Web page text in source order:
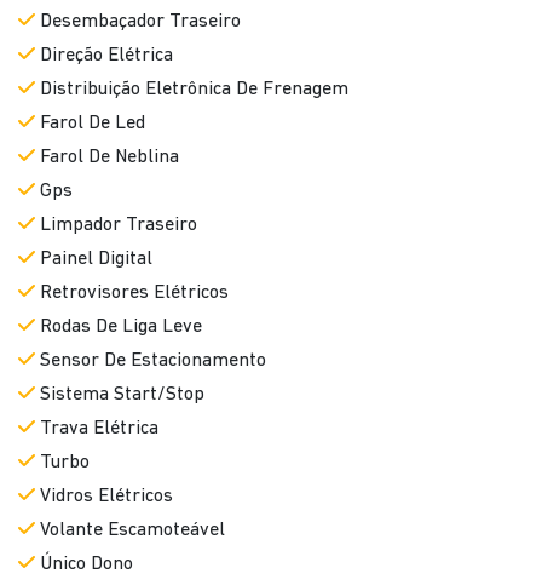
Desembaçador Traseiro
Direção Elétrica
Distribuição Eletrônica De Frenagem
Farol De Led
Farol De Neblina
Gps
Limpador Traseiro
Painel Digital
Retrovisores Elétricos
Rodas De Liga Leve
Sensor De Estacionamento
Sistema Start/Stop
Trava Elétrica
Turbo
Vidros Elétricos
Volante Escamoteável
Único Dono